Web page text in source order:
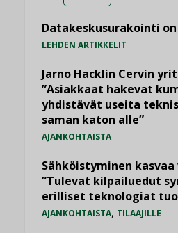
Datakeskusurakointi
LEHDEN ARTIKKELIT
Jarno Hacklin Cervin
”Asiakkaat hakevat
yhdistävät useita
saman katon alle”
AJANKOHTAISTA
Sähköistyminen
”Tulevat kilpailuedut
erilliset teknologiat
AJANKOHTAISTA, TILAAJILLE